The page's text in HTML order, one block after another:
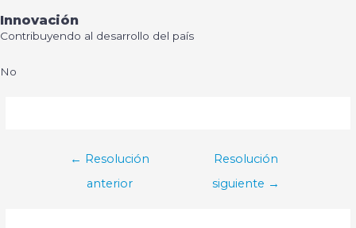
Innovación
Contribuyendo al desarrollo del país
No
Navegación
entradas
← Resolución
anterior
Resolución
siguiente →